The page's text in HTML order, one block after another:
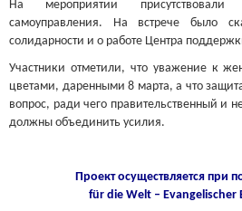
На мероприятии присутствовали
самоуправления. На встрече было
солидарности и о работе Центра
Участники отметили, что уважение к
цветами, даренными 8 марта, а что
вопрос, ради чего правительственный и
должны объединить усилия.
Проект осуществляется при
für die Welt –